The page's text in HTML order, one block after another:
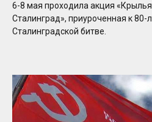
6-8 мая проходила акция
Сталинград», приуроченная к
Сталинградской битве.